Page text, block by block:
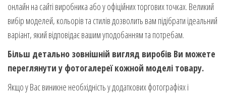
онлайн на сайті виробника або у офіційних торгових точках. Великий
вибір моделей, кольорів та стилів дозволить вам підібрати ідеальний
варіант, який відповідає вашим уподобанням та потребам.
Більш детально зовнішній вигляд виробів Ви можете
переглянути у фотогалереї кожной моделі товару.
Якщо у Вас виникне необхідність у додаткових фотографіях і